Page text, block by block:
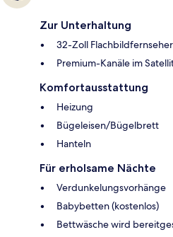
Zur Unterhaltung
32-Zoll Flachbildfernseher
Premium-Kanäle im
Komfortausstattung
Heizung
Bügeleisen/Bügelbrett
Hanteln
Für erholsame Nächte
Verdunkelungsvorhänge
Babybetten (kostenlos)
Bettwäsche wird